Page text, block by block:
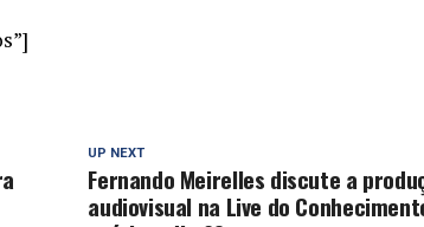
UP NEXT
Fernando Meirelles discute a
audiovisual na Live do